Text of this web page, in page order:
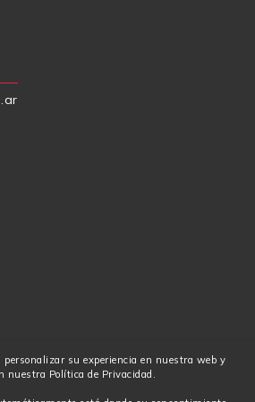
su experiencia en nuestra web y
nuestra Política de Privacidad.